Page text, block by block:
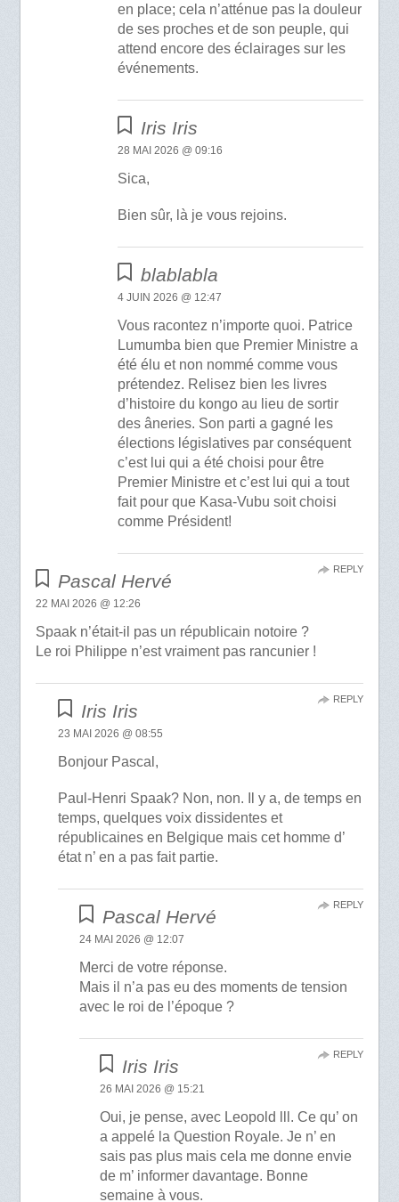
en place; cela n’atténue pas la douleur
de ses proches et de son peuple, qui
attend encore des éclairages sur les
événements.
Iris Iris
28 MAI 2026 @ 09:16
Sica,
Bien sûr, là je vous rejoins.
blablabla
4 JUIN 2026 @ 12:47
Vous racontez n’importe quoi. Patrice
Lumumba bien que Premier Ministre a
été élu et non nommé comme vous
prétendez. Relisez bien les livres
d’histoire du kongo au lieu de sortir
des âneries. Son parti a gagné les
élections législatives par conséquent
c’est lui qui a été choisi pour être
Premier Ministre et c’est lui qui a tout
fait pour que Kasa-Vubu soit choisi
comme Président!
Pascal Hervé
22 MAI 2026 @ 12:26
Spaak n’était-il pas un républicain notoire ?
Le roi Philippe n’est vraiment pas rancunier !
REPLY
Iris Iris
23 MAI 2026 @ 08:55
Bonjour Pascal,
Paul-Henri Spaak? Non, non. Il y a, de temps en
temps, quelques voix dissidentes et
républicaines en Belgique mais cet homme d’
état n’ en a pas fait partie.
REPLY
Pascal Hervé
24 MAI 2026 @ 12:07
Merci de votre réponse.
Mais il n’a pas eu des moments de tension
avec le roi de l’époque ?
REPLY
Iris Iris
26 MAI 2026 @ 15:21
Oui, je pense, avec Leopold lll. Ce qu’ on
a appelé la Question Royale. Je n’ en
sais pas plus mais cela me donne envie
de m’ informer davantage. Bonne
semaine à vous.
REPLY